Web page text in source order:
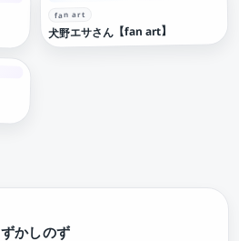
fan art
犬野エサさん【fan art】
ずかしのず